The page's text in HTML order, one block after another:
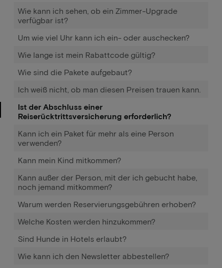
Wie kann ich sehen, ob ein Zimmer-Upgrade
verfügbar ist?
Um wie viel Uhr kann ich ein- oder auschecken?
Wie lange ist mein Rabattcode gültig?
Wie sind die Pakete aufgebaut?
Ich weiß nicht, ob man diesen Preisen trauen kann.
Ist der Abschluss einer
Reiserücktrittsversicherung erforderlich?
Kann ich ein Paket für mehr als eine Person
verwenden?
Kann mein Kind mitkommen?
Kann außer der Person, mit der ich gebucht habe,
noch jemand mitkommen?
Warum werden Reservierungsgebühren erhoben?
Welche Kosten werden hinzukommen?
Sind Hunde in Hotels erlaubt?
Wie kann ich den Newsletter abbestellen?